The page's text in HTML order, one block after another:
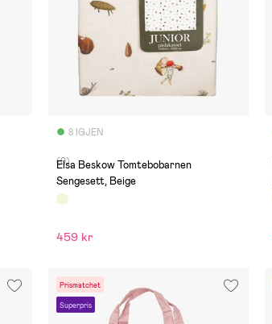
8 IGJEN
(0)
Elsa Beskow Tomtebobarnen
Sengesett, Beige
459 kr
Prismatchet
Superpris